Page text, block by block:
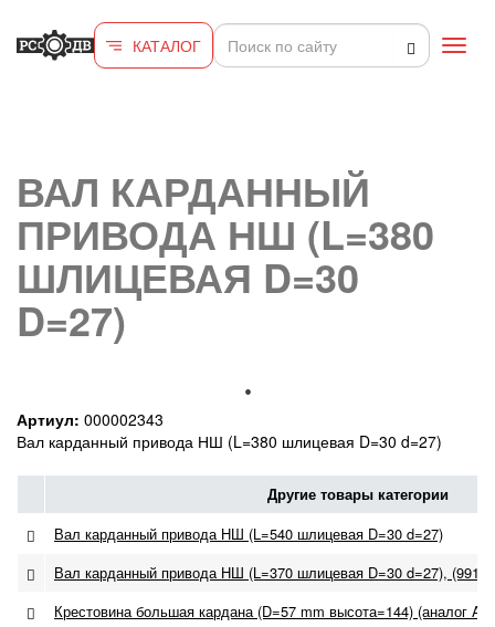
КАТАЛОГ
ВАЛ КАРДАННЫЙ
ПРИВОДА НШ (L=380
ШЛИЦЕВАЯ D=30
D=27)
Артиул: 000002343
Вал карданный привода НШ (L=380 шлицевая D=30 d=27)
Другие товары категории
Вал карданный привода НШ (L=540 шлицевая D=30 d=27)
Вал карданный привода НШ (L=370 шлицевая D=30 d=27),
Крестовина большая кардана (D=57 mm высота=144) (аналог